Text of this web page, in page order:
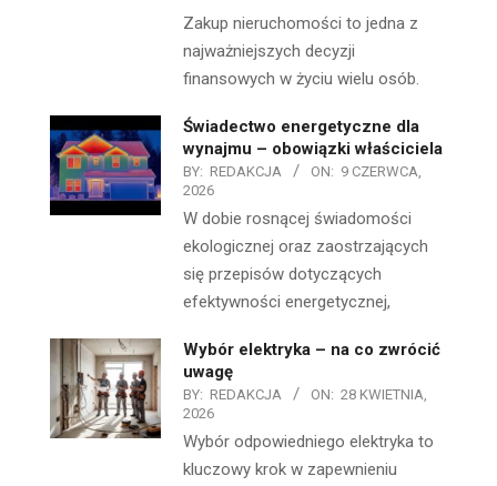
Zakup nieruchomości to jedna z
najważniejszych decyzji
finansowych w życiu wielu osób.
Świadectwo energetyczne dla
wynajmu – obowiązki właściciela
BY: REDAKCJA ON: 9 CZERWCA,
2026
W dobie rosnącej świadomości
ekologicznej oraz zaostrzających
się przepisów dotyczących
efektywności energetycznej,
Wybór elektryka – na co zwrócić
uwagę
BY: REDAKCJA ON: 28 KWIETNIA,
2026
Wybór odpowiedniego elektryka to
kluczowy krok w zapewnieniu